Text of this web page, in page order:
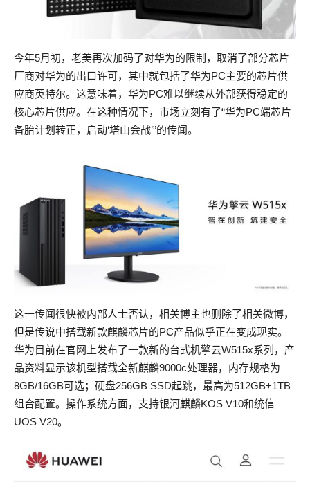
今年5月初，老美再次加码了对华为的限制，取消了部分芯片
厂商对华为的出口许可，其中就包括了华为PC主要的芯片供
应商英特尔。这意味着，华为PC难以继续从外部获得稳定的
核心芯片供应。在这种情况下，市场立刻有了“华为PC端芯片
备胎计划转正，启动‘塔山会战’”的传闻。
这一传闻很快被内部人士否认，相关博主也删除了相关微博，
但是传说中搭载新款麒麟芯片的PC产品似乎正在变成现实。
华为目前在官网上发布了一款新的台式机擎云W515x系列，产
品资料显示该机型搭载全新麒麟9000c处理器，内存规格为
8GB/16GB可选；硬盘256GB SSD起跳，最高为512GB+1TB
组合配置。操作系统方面，支持银河麒麟KOS V10和统信
UOS V20。